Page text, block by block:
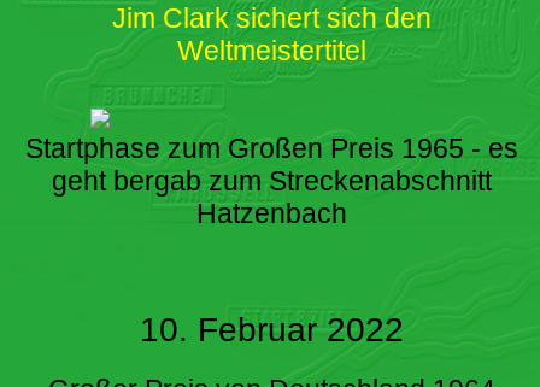
Jim Clark sichert sich den
Weltmeistertitel
Startphase zum Großen Preis 1965 - es
geht bergab zum Streckenabschnitt
Hatzenbach
10. Februar 2022